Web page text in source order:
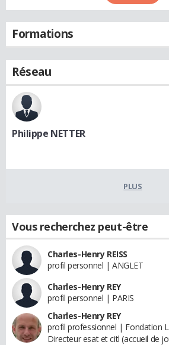
Formations
Réseau
Philippe NETTER
PLUS
Vous recherchez peut-être
Charles-Henry REISS
profil personnel | ANGLET
Charles-Henry REY
profil personnel | PARIS
Charles-Henry REY
profil professionnel | Fondation
Directeur esat et citl (accueil de